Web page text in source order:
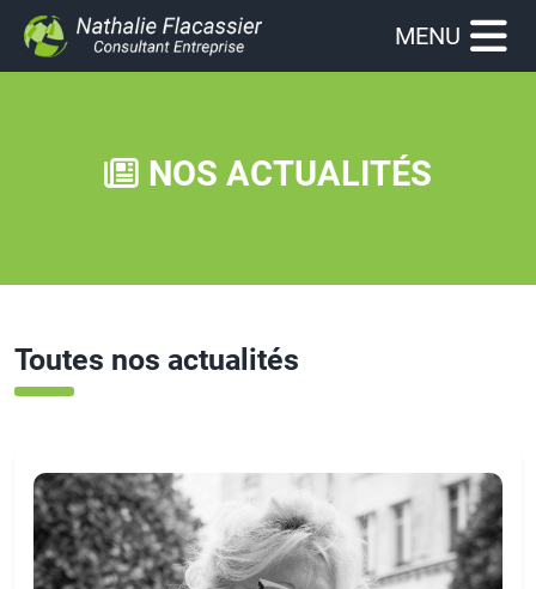
MENU
NOS ACTUALITÉS
Toutes nos actualités